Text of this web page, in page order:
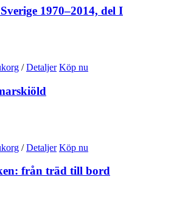
1970–2014, del I
/ Detaljer Köp nu
/ Detaljer Köp nu
från träd till bord